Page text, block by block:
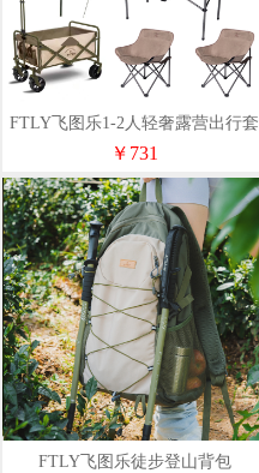
FTLY飞图乐1-2人轻奢露营出行套
装（天幕+桌椅+露营车）
￥731
FTLY飞图乐徒步登山背包